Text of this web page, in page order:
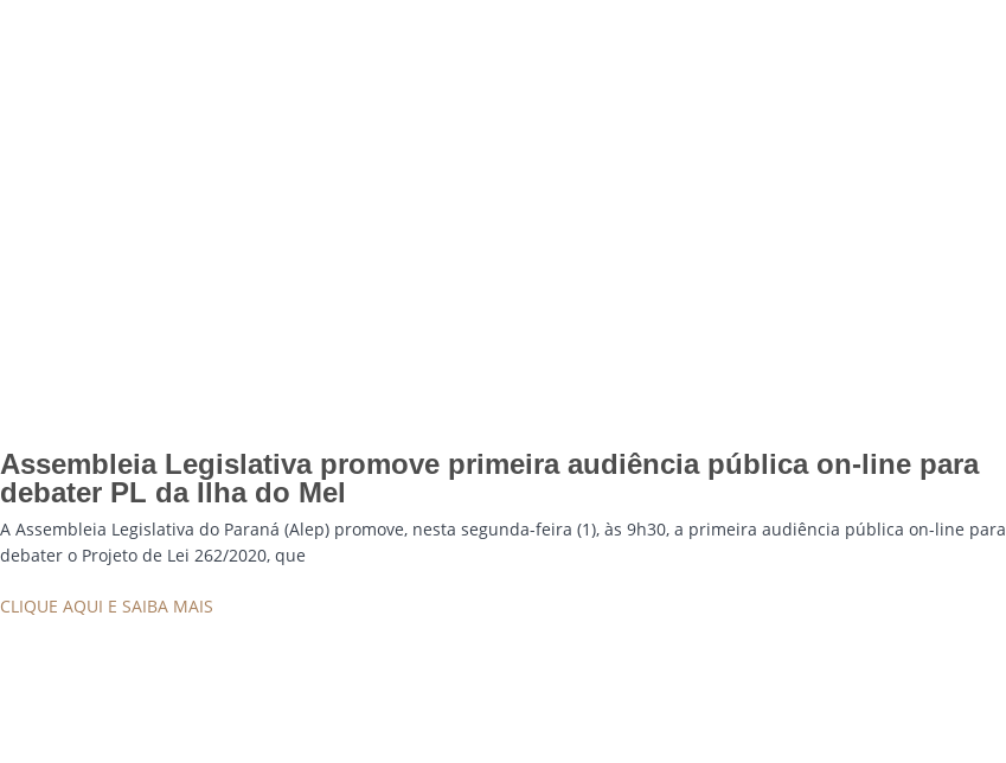
Assembleia Legislativa promove primeira audiência pública on-line para
debater PL da Ilha do Mel
A Assembleia Legislativa do Paraná (Alep) promove, nesta segunda-feira (1), às 9h30, a primeira audiência pública on-line para
debater o Projeto de Lei 262/2020, que
CLIQUE AQUI E SAIBA MAIS